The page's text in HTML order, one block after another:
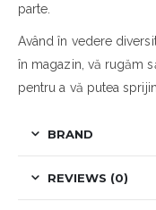
parte.
Având în vedere
în magazin, vă rugăm
pentru a vă putea
BRAND
REVIEWS (0)